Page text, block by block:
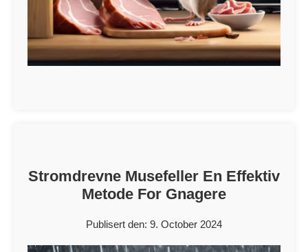
Stromdrevne Musefeller En Effektiv
Metode For Gnagere
Publisert den: 9. October 2024